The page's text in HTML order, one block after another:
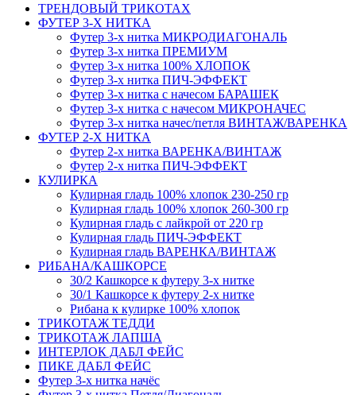
ТРЕНДОВЫЙ ТРИКОТАХ
ФУТЕР 3-Х НИТКА
Футер 3-х нитка МИКРОДИАГОНАЛЬ
Футер 3-х нитка ПРЕМИУМ
Футер 3-х нитка 100% ХЛОПОК
Футер 3-х нитка ПИЧ-ЭФФЕКТ
Футер 3-х нитка с начесом БАРАШЕК
Футер 3-х нитка с начесом МИКРОНАЧЕС
Футер 3-х нитка начес/петля ВИНТАЖ/ВАРЕНКА
ФУТЕР 2-Х НИТКА
Футер 2-х нитка ВАРЕНКА/ВИНТАЖ
Футер 2-х нитка ПИЧ-ЭФФЕКТ
КУЛИРКА
Кулирная гладь 100% хлопок 230-250 гр
Кулирная гладь 100% хлопок 260-300 гр
Кулирная гладь с лайкрой от 220 гр
Кулирная гладь ПИЧ-ЭФФЕКТ
Кулирная гладь ВАРЕНКА/ВИНТАЖ
РИБАНА/КАШКОРСЕ
30/2 Кашкорсе к футеру 3-х нитке
30/1 Кашкорсе к футеру 2-х нитке
Рибана к кулирке 100% хлопок
ТРИКОТАЖ ТЕДДИ
ТРИКОТАЖ ЛАПША
ИНТЕРЛОК ДАБЛ ФЕЙС
ПИКЕ ДАБЛ ФЕЙС
Футер 3-х нитка начёс